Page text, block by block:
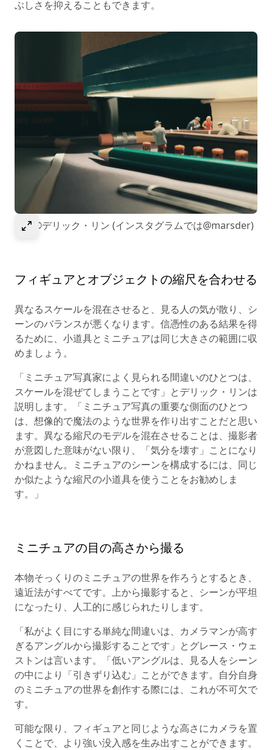
ぶしさを抑えることもできます。
選択して画像を拡大
画像©デリック・リン (インスタグラムでは@marsder)
フィギュアとオブジェクトの縮尺を合わせる
異なるスケールを混在させると、見る人の気が散り、シ
ーンのバランスが悪くなります。信憑性のある結果を得
るために、小道具とミニチュアは同じ大きさの範囲に収
めましょう。
「ミニチュア写真家によく見られる間違いのひとつは、
スケールを混ぜてしまうことです」とデリック・リンは
説明します。「ミニチュア写真の重要な側面のひとつ
は、想像的で魔法のような世界を作り出すことだと思い
ます。異なる縮尺のモデルを混在させることは、撮影者
が意図した意味がない限り、「気分を壊す」ことになり
かねません。ミニチュアのシーンを構成するには、同じ
か似たような縮尺の小道具を使うことをお勧めしま
す。」
ミニチュアの目の高さから撮る
本物そっくりのミニチュアの世界を作ろうとするとき、
遠近法がすべてです。上から撮影すると、シーンが平坦
になったり、人工的に感じられたりします。
「私がよく目にする単純な間違いは、カメラマンが高す
ぎるアングルから撮影することです」とグレース・ウェ
ストンは言います。「低いアングルは、見る人をシーン
の中により「引きずり込む」ことができます。自分自身
のミニチュアの世界を創作する際には、これが不可欠で
す。
可能な限り、フィギュアと同じような高さにカメラを置
くことで、より強い没入感を生み出すことができます。